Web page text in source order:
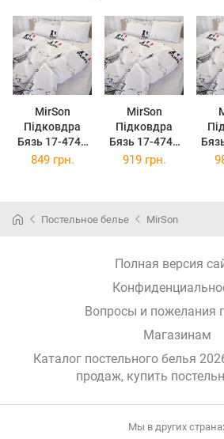
MirSon
Підковдра
Бязь 17-4743
Paris 143 x 210
MirSon
Підковдра
Бязь 17-4743
Paris 160 x 220
849 грн. 919 грн.
Постельное белье MirSon
Полная версия
Вопросы и пожелания
Магазинам
Каталог постельного белья
продаж, купить
Мы в других